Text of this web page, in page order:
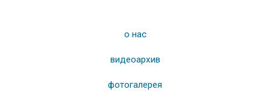
о нас
видеоархив
фотогалерея